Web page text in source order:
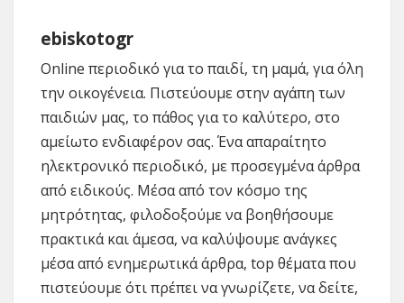
ebiskotogr
Online περιοδικό για το παιδί, τη μαμά, για όλη
την οικογένεια. Πιστεύουμε στην αγάπη των
παιδιών μας, το πάθος για το καλύτερο, στο
αμείωτο ενδιαφέρον σας. Ένα απαραίτητο
ηλεκτρονικό περιοδικό, με προσεγμένα άρθρα
από ειδικούς. Μέσα από τον κόσμο της
μητρότητας, φιλοδοξούμε να βοηθήσουμε
πρακτικά και άμεσα, να καλύψουμε ανάγκες
μέσα από ενημερωτικά άρθρα, top θέματα που
πιστεύουμε ότι πρέπει να γνωρίζετε, να δείτε,